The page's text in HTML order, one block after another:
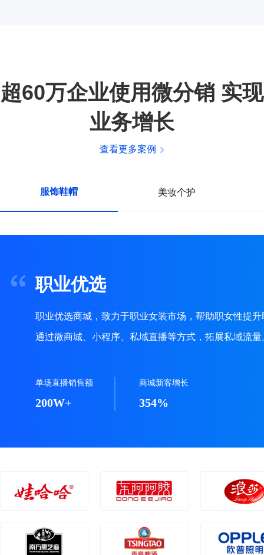
超60万企业使用微分销 实现
业务增长
查看更多案例
服饰鞋帽 美妆个护
职业优选
职业优选商城，致力于职业女装市场，帮助职女性提
通过微商城、小程序、私域直播等方式，拓展私域流量
单场直播销售额
200W+
商城新客增长
354%